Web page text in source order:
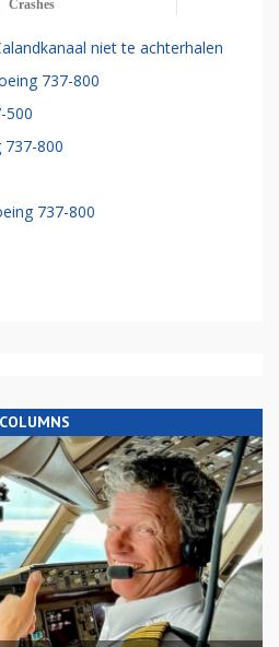
Crashes
niet te achterhalen
737-800
500
737-800
737-800
COLUMNS